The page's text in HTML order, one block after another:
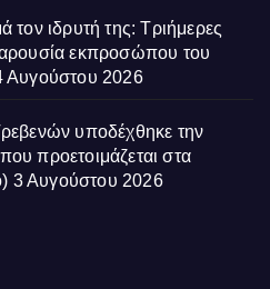
τον ιδρυτή της: Τριήμερες
εκπροσώπου του
Αυγούστου 2026
υποδέχθηκε την
προετοιμάζεται στα
3 Αυγούστου 2026